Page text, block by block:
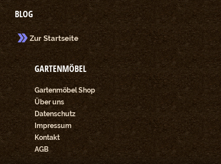
BLOG
Zur Startseite
GARTENMÖBEL
Gartenmöbel Shop
Über uns
Datenschutz
Impressum
Kontakt
AGB